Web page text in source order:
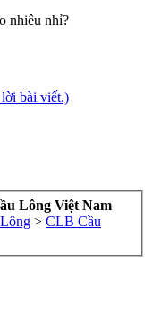
nhiêu nhỉ?
bài viết.)
Lông Việt Nam
> CLB Cầu